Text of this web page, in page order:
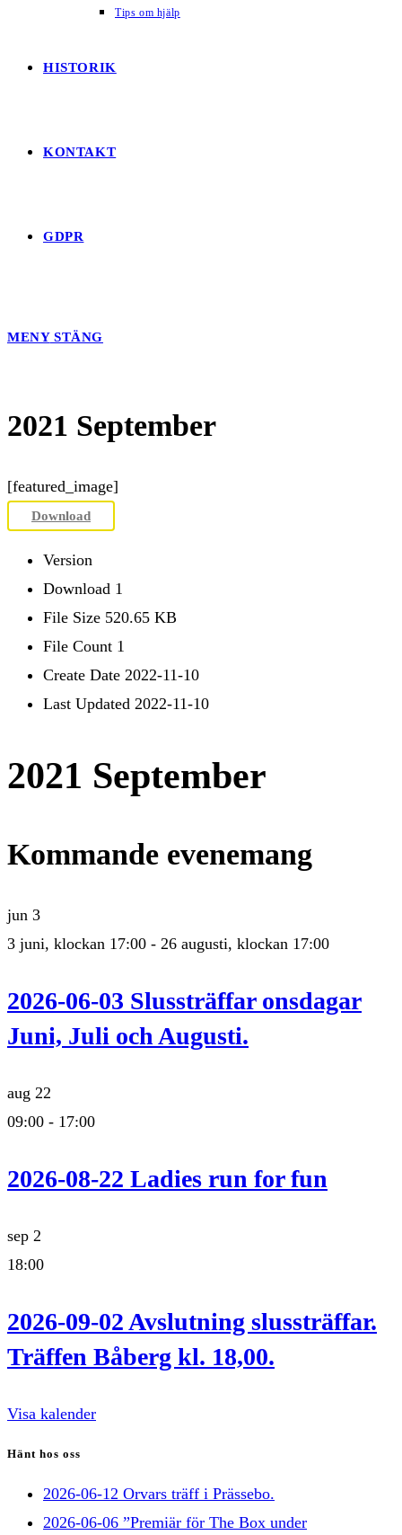
Tips om hjälp
HISTORIK
KONTAKT
GDPR
MENY STÄNG
2021 September
[featured_image]
Download
Version
Download 1
File Size 520.65 KB
File Count 1
Create Date 2022-11-10
Last Updated 2022-11-10
2021 September
Kommande evenemang
jun 3
3 juni, klockan 17:00 - 26 augusti, klockan 17:00
2026-06-03 Slussträffar onsdagar
Juni, Juli och Augusti.
aug 22
09:00 - 17:00
2026-08-22 Ladies run for fun
sep 2
18:00
2026-09-02 Avslutning slussträffar.
Träffen Båberg kl. 18,00.
Visa kalender
Hänt hos oss
2026-06-12 Orvars träff i Prässebo.
2026-06-06 ”Premiär för The Box under